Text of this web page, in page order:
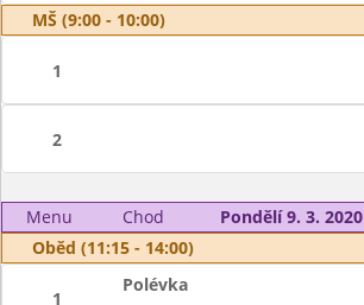
MŠ (9:00 - 10:00)
1
2
Menu Chod
Pondělí 9. 3. 2020
Oběd (11:15 - 14:00)
1
Polévka